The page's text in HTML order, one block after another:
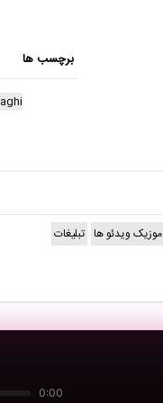
برچسب ها
0:00
موزیک ویدئو ها تبلیغات